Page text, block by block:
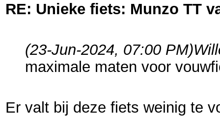
RE: Unieke fiets: Munzo TT
(23-Jun-2024, 07:00 PM)
maximale maten voor
Er valt bij deze fiets weinig te